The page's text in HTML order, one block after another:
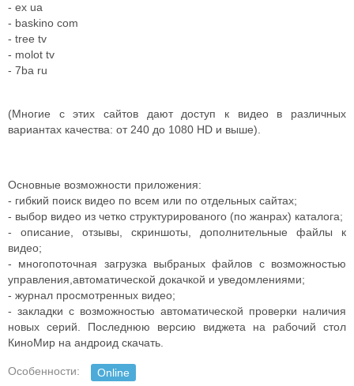
- ex ua
- baskino com
- tree tv
- molot tv
- 7ba ru
(Многие с этих сайтов дают доступ к видео в различных
вариантах качества: от 240 до 1080 HD и выше).
Основные возможности приложения:
- гибкий поиск видео по всем или по отдельных сайтах;
- выбор видео из четко структурированого (по жанрах) каталога;
- описание, отзывы, скриншоты, дополнительные файлы к
видео;
- многопоточная загрузка выбраных файлов с возможностью
управления,автоматической докачкой и уведомлениями;
- журнал просмотренных видео;
- закладки с возможностью автоматической проверки наличия
новых серий. Последнюю версию виджета на рабочий стол
КиноМир на андроид скачать.
Особенности: Online